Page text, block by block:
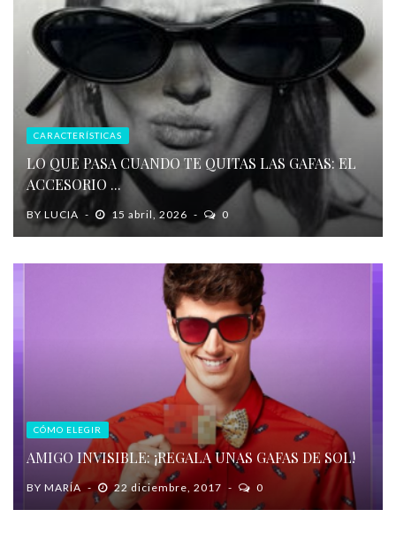
CARACTERÍSTICAS
LO QUE PASA CUANDO TE QUITAS LAS GAFAS: EL
ACCESORIO ...
BYLUCIA 15 abril, 2026 0
CÓMO ELEGIR
AMIGO INVISIBLE: ¡REGALA UNAS GAFAS DE SOL!
BY MARÍA 22 diciembre, 2017 0